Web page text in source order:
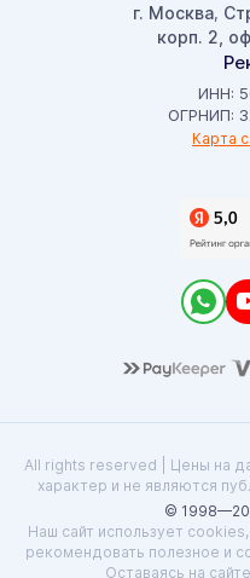
г. Москва,
корп. 2,
ИНН:
ОГРНИП:
Карта
All rights reserved | Цены на
характер и не являются
©
Наш сайт использует
рекомендовать полезное и
Оставаясь на